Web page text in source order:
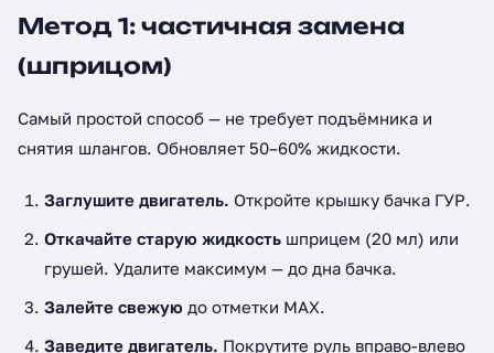
Метод 1: частичная замена
(шприцом)
Самый простой способ — не требует подъёмника и
снятия шлангов. Обновляет 50–60% жидкости.
Заглушите двигатель. Откройте крышку бачка ГУР.
Откачайте старую жидкость шприцем (20 мл) или
грушей. Удалите максимум — до дна бачка.
Залейте свежую до отметки MAX.
Заведите двигатель. Покрутите руль вправо-влево